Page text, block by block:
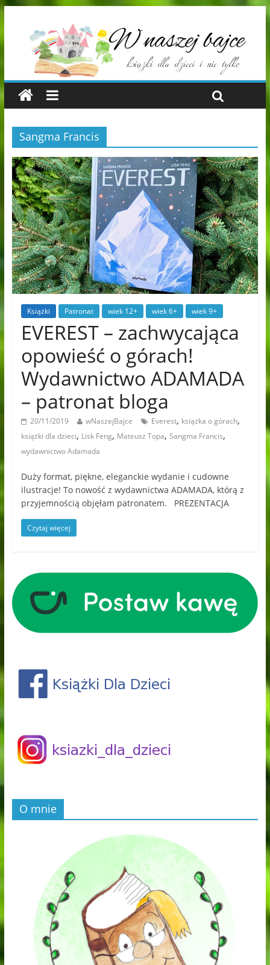
Sangma Francis
Książki Patronat wiek 12+ wiek 6+ wiek 9+
EVEREST – zachwycająca
opowieść o górach!
Wydawnictwo ADAMADA
– patronat bloga
20/11/2019 wNaszejBajce Everest, książka o górach,
książki dla dzieci, Lisk Feng, Mateusz Topa, Sangma Francis,
wydawnictwo Adamada
Duży format, piękne, eleganckie wydanie i cudowne
ilustracje! To nowość z wydawnictwa ADAMADA, którą z
przyjemnością objęłam patronatem. PREZENTACJA
Czytaj więcej
O mnie